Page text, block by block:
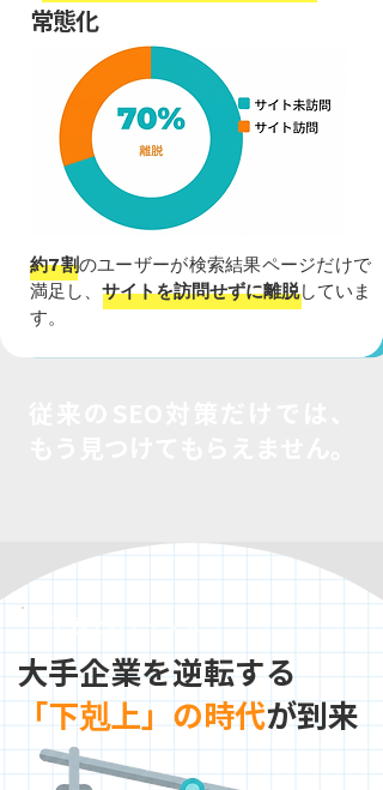
常態化
約7割のユーザーが検索結果ページだけで
満足し、 サイトを訪問せずに離脱していま
す。
下剋上のチャンス
大手企業を逆転する
「下剋 上」の時代が到来